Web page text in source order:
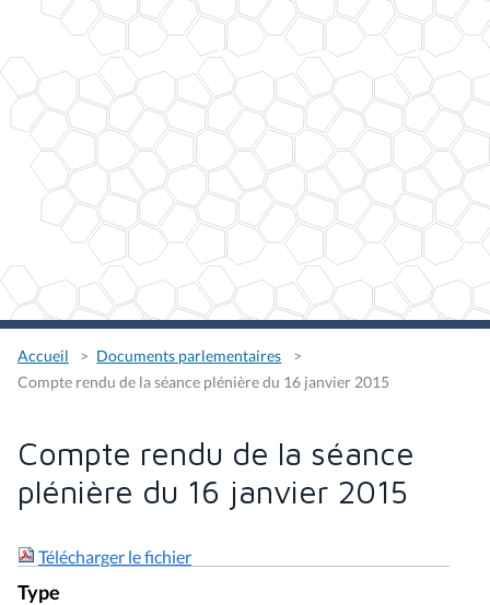
Accueil
Documents parlementaires
Compte rendu de la séance plénière du 16 janvier 2015
Compte rendu de la séance
plénière du 16 janvier 2015
Télécharger le fichier
Type